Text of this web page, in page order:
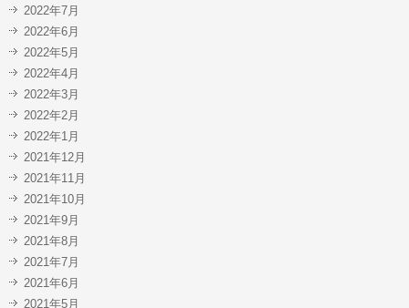
2022年7月
2022年6月
2022年5月
2022年4月
2022年3月
2022年2月
2022年1月
2021年12月
2021年11月
2021年10月
2021年9月
2021年8月
2021年7月
2021年6月
2021年5月